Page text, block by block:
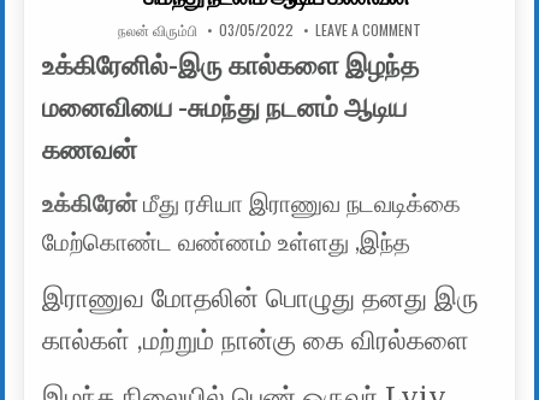
AUTHOR:
நலன் விரும்பி PUBLISHED DATE:
03/05/2022 LEAVE A COMMENT
உக்கிரேனில்-இரு கால்களை இழந்த
மனைவியை -சுமந்து நடனம் ஆடிய
கணவன்
உக்கிரேன்மீது ரசியா இராணுவ நடவடிக்கை
மேற்கொண்ட வண்ணம் உள்ளது ,இந்த
இராணுவ மோதலின் பொழுது தனது இரு
கால்கள் ,மற்றும் நான்கு கை விரல்களை